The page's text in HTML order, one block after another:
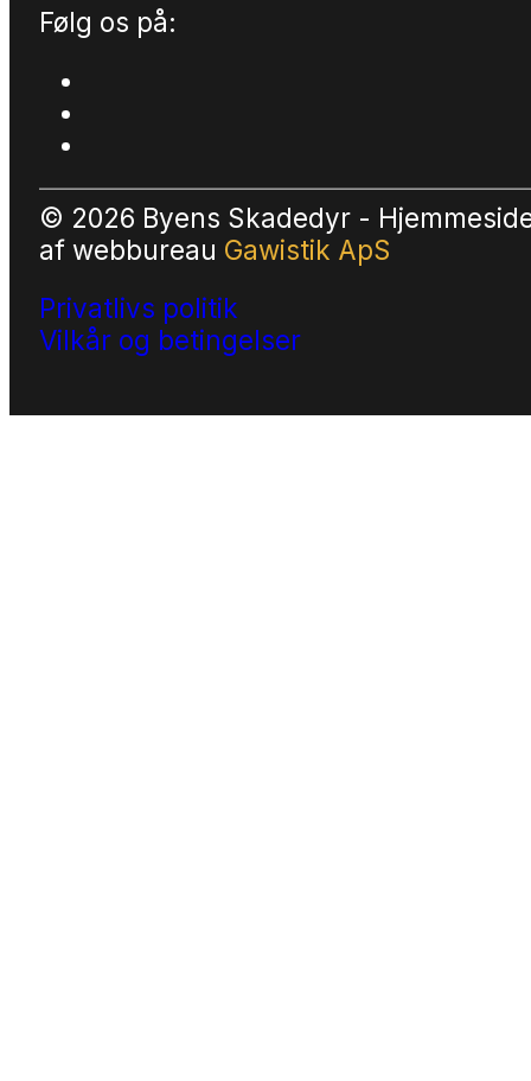
Følg os på:
© 2026 Byens Skadedyr -
af webbureau Gawistik ApS
Privatlivs politik
Vilkår og betingelser